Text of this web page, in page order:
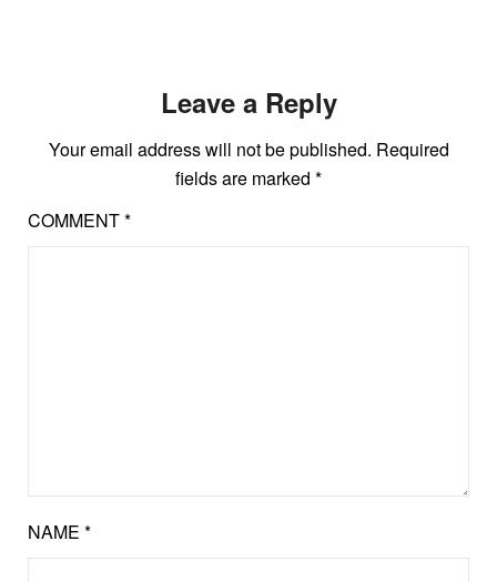
Leave a Reply
Your email address will not be published. Required
fields are marked *
COMMENT*
NAME *